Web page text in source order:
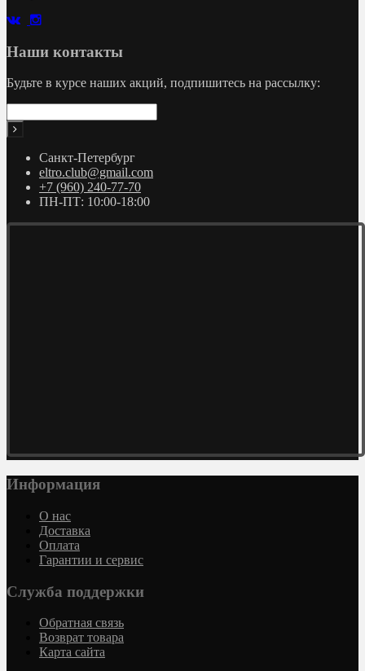
Наши контакты
Будьте в курсе наших акций, подпишитесь на рассылку:
Санкт-Петербург
eltro.club@gmail.com
+7 (960) 240-77-70
ПН-ПТ: 10:00-18:00
Информация
О нас
Доставка
Оплата
Гарантии и сервис
Служба поддержки
Обратная связь
Возврат товара
Карта сайта